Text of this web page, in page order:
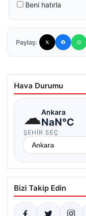
Beni hatırla
Paylaş:
Hava Durumu
☁Ankara
NaN°C
ŞEHIR SEÇ
Bizi Takip Edin